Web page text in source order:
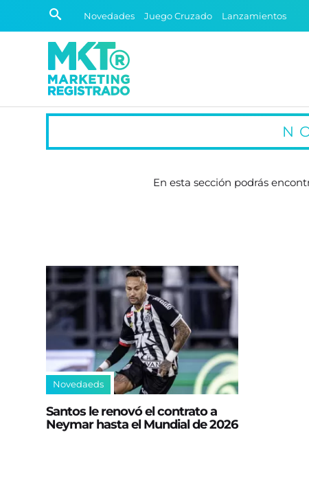
Novedades Juego Cruzado Lanzamientos
En esta sección podrás
Novedaeds
Santos le renovó el contrato a
Neymar hasta el Mundial de 2026